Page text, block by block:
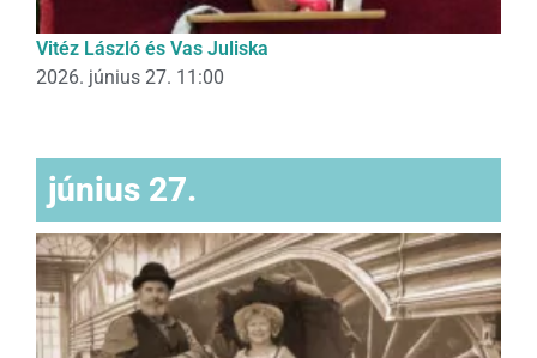
Vitéz László és Vas Juliska
2026. június 27. 11:00
június 27.